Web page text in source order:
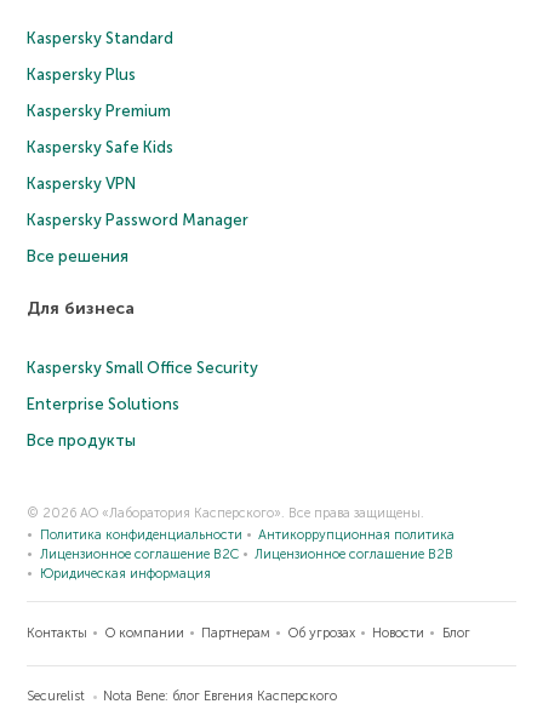
Kaspersky Standard
Kaspersky Plus
Kaspersky Premium
Kaspersky Safe Kids
Kaspersky VPN
Kaspersky Password Manager
Все решения
Для бизнеса
Kaspersky Small Office Security
Enterprise Solutions
Все продукты
© 2026 АО «Лаборатория Касперского». Все права защищены.
Политика конфиденциальности
Антикоррупционная политика
Лицензионное соглашение B2C
Лицензионное соглашение B2B
Юридическая информация
Контакты О компании Партнерам Об угрозах Новости Блог
Securelist Nota Bene: блог Евгения Касперского